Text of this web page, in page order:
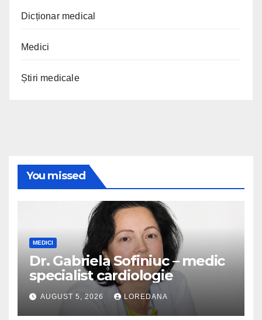
Dicționar medical
Medici
Știri medicale
You missed
MEDICI
Dr. Gabriela Sofiniuc – medic
specialist cardiologie
AUGUST 5, 2026 LOREDANA